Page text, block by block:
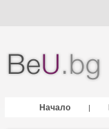
Начало |